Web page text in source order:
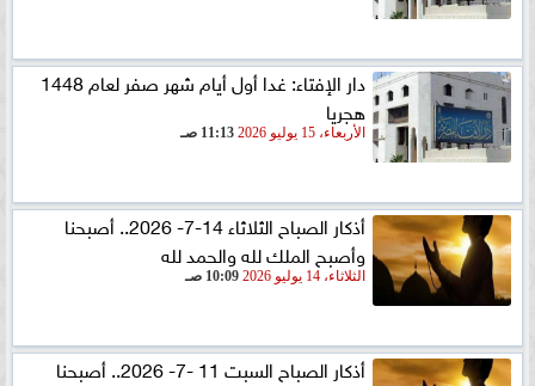
دار الإفتاء: غدا أول أيام شهر صفر لعام 1448
هجريا
الأربعاء، 15 يوليو 2026 11:13 صـ
أذكار الصباح الثلاثاء 14-7- 2026.. أصبحنا
وأصبح الملك لله والحمد لله
الثلاثاء، 14 يوليو 2026 10:09 صـ
أذكار الصباح السبت 11 -7- 2026.. أصبحنا